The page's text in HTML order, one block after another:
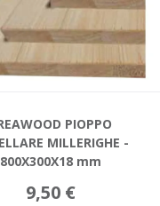
PIOPPO
MILLERIGHE -
800X300X18 mm
9,50 €